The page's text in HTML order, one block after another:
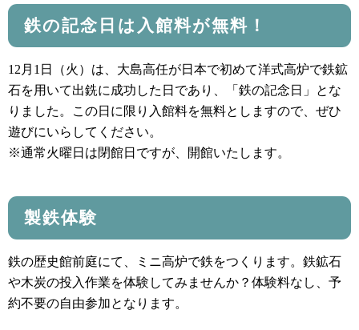
鉄の記念日は入館料が無料！
12月1日（火）は、大島高任が日本で初めて洋式高炉で鉄鉱
石を用いて出銑に成功した日であり、「鉄の記念日」とな
りました。この日に限り入館料を無料としますので、ぜひ
遊びにいらしてください。
※通常火曜日は閉館日ですが、開館いたします。
製鉄体験
鉄の歴史館前庭にて、ミニ高炉で鉄をつくります。鉄鉱石
や木炭の投入作業を体験してみませんか？体験料なし、予
約不要の自由参加となります。